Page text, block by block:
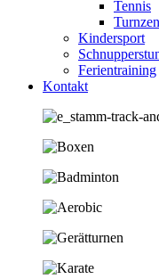
Tennis
Kindersport
Ferientraining
Kontakt